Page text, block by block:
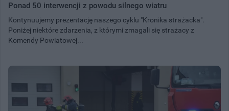
Ponad 50 interwencji z powodu silnego wiatru
Kontynuujemy prezentację naszego cyklu "Kronika strażacka".
Poniżej niektóre zdarzenia, z którymi zmagali się strażacy z
Komendy Powiatowej...